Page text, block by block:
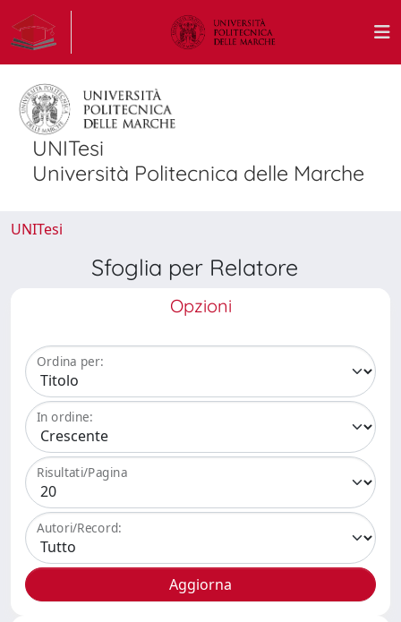
UNITesi
Università Politecnica delle Marche
UNITesi
Sfoglia per Relatore
Opzioni
Ordina per:
In ordine:
Risultati/Pagina
Autori/Record: